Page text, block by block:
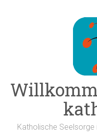
Katholische Seelsorge